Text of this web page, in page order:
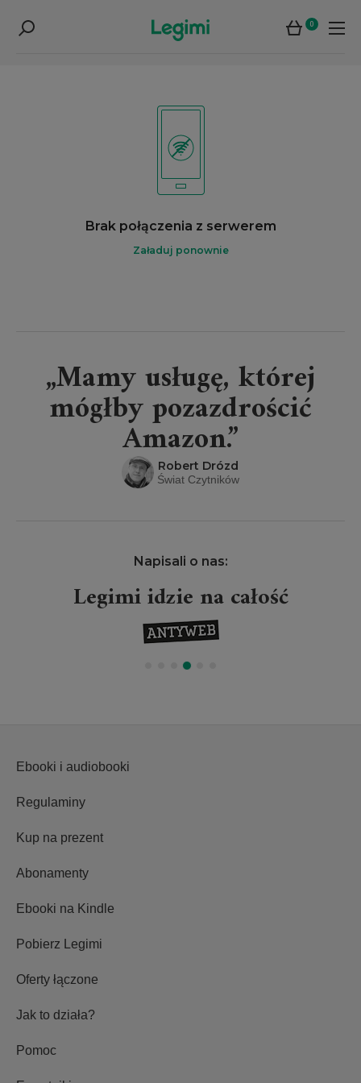
0
Brak połączenia z serwerem
Załaduj ponownie
„Mamy usługę, której
mógłby pozazdrościć
Amazon.”
Robert Drózd
Świat Czytników
Napisali o nas:
Legimi idzie na całość
Ebooki i audiobooki
Regulaminy
Kup na prezent
Abonamenty
Ebooki na Kindle
Pobierz Legimi
Oferty łączone
Jak to działa?
Pomoc